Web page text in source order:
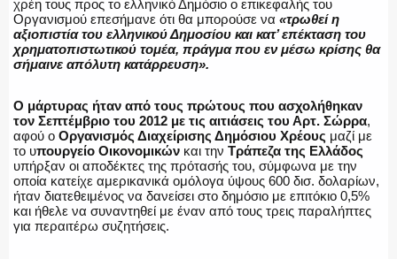
ΕΚΑΒ
ΑΣΤΥΝΟΜΙΚΟ ΡΕΠΟΡΤΑΖ
Η ΦΩΝΗ ΣΟΥ
χρέη τους προς το ελληνικό Δημόσιο ο επικεφαλής του
Οργανισμού επεσήμανε ότι θα μπορούσε να «τρωθεί η
αξιοπιστία του ελληνικού Δημοσίου και κατ’ επέκταση του
χρηματοπιστωτικού τομέα, πράγμα που εν μέσω κρίσης θα
σήμαινε απόλυτη κατάρρευση».
O μάρτυρας ήταν από τους πρώτους που ασχολήθηκαν
τον Σεπτέμβριο του 2012 με τις αιτιάσεις του Αρτ. Σώρρα,
αφού ο Οργανισμός Διαχείρισης Δημόσιου Χρέους μαζί με
το υπουργείο Οικονομικών και την Τράπεζα της Ελλάδος
υπήρξαν οι αποδέκτες της πρότασής του, σύμφωνα με την
οποία κατείχε αμερικανικά ομόλογα ύψους 600 δισ. δολαρίων,
ήταν διατεθειμένος να δανείσει στο δημόσιο με επιτόκιο 0,5%
και ήθελε να συναντηθεί με έναν από τους τρεις παραλήπτες
για περαιτέρω συζητήσεις.